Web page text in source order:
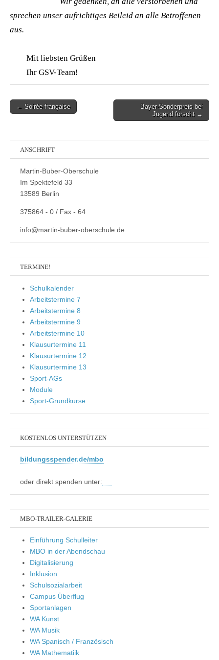
sprechen unser aufrichtiges Beileid an alle Betroffenen
aus.
Mit liebsten Grüßen
Ihr GSV-Team!
Post← Soirée française
Bayer-Sonderpreis bei
Jugend forscht →
ANSCHRIFT
Martin-Buber-Oberschule
Im Spektefeld 33
13589 Berlin
375864 - 0 / Fax - 64
info@martin-buber-oberschule.de
TERMINE!
Schulkalender
Arbeitstermine 7
Arbeitstermine 8
Arbeitstermine 9
Arbeitstermine 10
Klausurtermine 11
Klausurtermine 12
Klausurtermine 13
Sport-AGs
Module
Sport-Grundkurse
KOSTENLOS UNTERSTÜTZEN
bildungsspender.de/mbo
oder direkt spenden unter:
MBO-TRAILER-GALERIE
Einführung Schulleiter
MBO in der Abendschau
Digitalisierung
Inklusion
Schulsozialarbeit
Campus Überflug
Sportanlagen
WA Kunst
WA Musik
WA Spanisch / Französisch
WA Mathematiik